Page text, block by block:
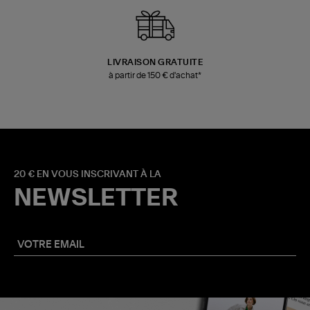
LIVRAISON GRATUITE
à partir de 150 € d'achat*
20 € EN VOUS INSCRIVANT À LA
NEWSLETTER